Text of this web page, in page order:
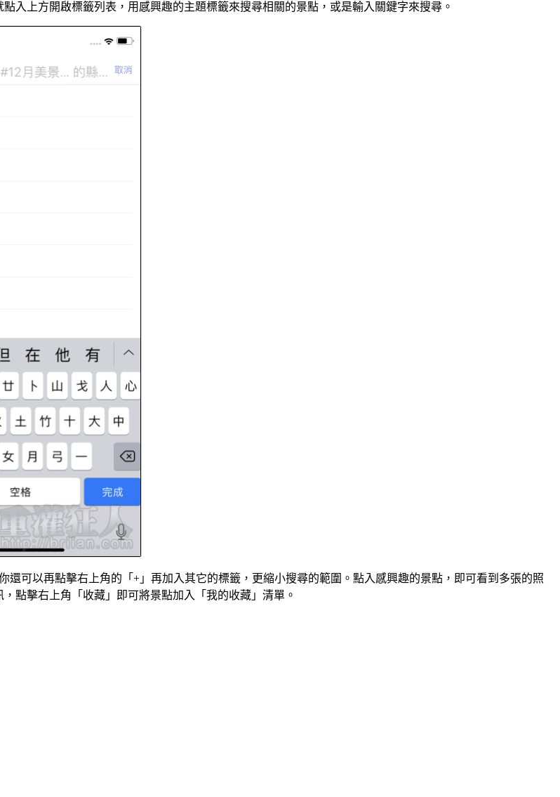
入上方開啟標籤列表，用感興趣的主題標籤來搜尋相關的景點，或是輸入關鍵字來搜尋。
可以再點擊右上角的「+」再加入其它的標籤，更縮小搜尋的範圍。點入感興趣的景點，即可看到多張的照
點擊右上角「收藏」即可將景點加入「我的收藏」清單。